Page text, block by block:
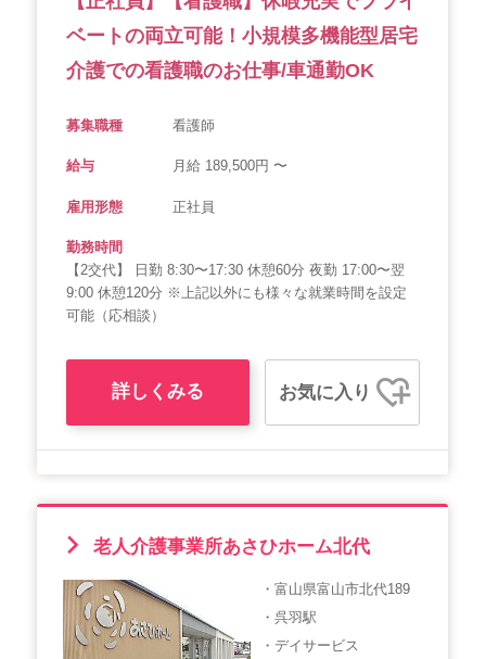
ベートの両立可能！小規模多機能型居宅
介護での看護職のお仕事/車通勤OK
募集職種 看護師
給与 月給 189,500円 〜
雇用形態 正社員
勤務時間
【2交代】 日勤 8:30〜17:30 休憩60分 夜勤 17:00〜翌
9:00 休憩120分 ※上記以外にも様々な就業時間を設定
可能（応相談）
詳しくみる お気に入り
老人介護事業所あさひホーム北代
・富山県富山市北代189
・呉羽駅
・デイサービス